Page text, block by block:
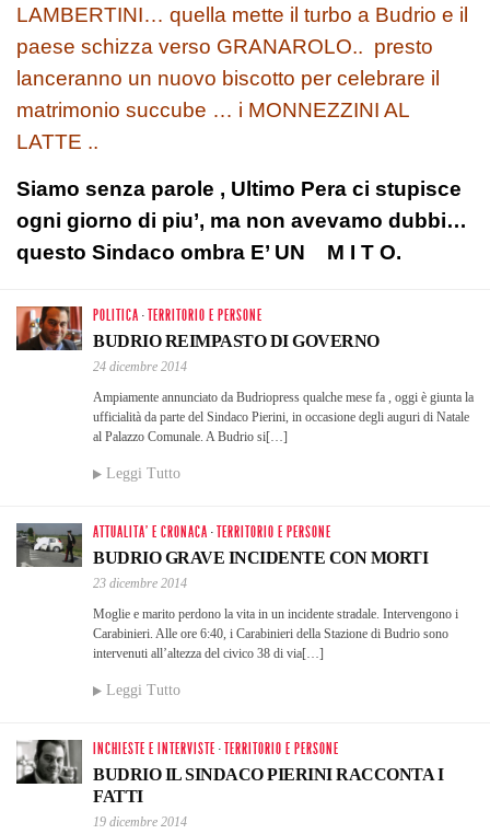
LAMBERTINI… quella mette il turbo a Budrio e il
paese schizza verso GRANAROLO.. presto
lanceranno un nuovo biscotto per celebrare il
matrimonio succube … i MONNEZZINI AL
LATTE ..
Siamo senza parole , Ultimo Pera ci stupisce
ogni giorno di piu’, ma non avevamo dubbi…
questo Sindaco ombra E’ UN M I T O.
POLITICA ·TERRITORIO E PERSONE
BUDRIO REIMPASTO DI GOVERNO
24 dicembre 2014
Ampiamente annunciato da Budriopress qualche mese fa , oggi è giunta la
ufficialità da parte del Sindaco Pierini, in occasione degli auguri di Natale
al Palazzo Comunale. A Budrio si[…]
Leggi Tutto
ATTUALITA' E CRONACA ·TERRITORIO E PERSONE
BUDRIO GRAVE INCIDENTE CON MORTI
23 dicembre 2014
Moglie e marito perdono la vita in un incidente stradale. Intervengono i
Carabinieri. Alle ore 6:40, i Carabinieri della Stazione di Budrio sono
intervenuti all’altezza del civico 38 di via[…]
Leggi Tutto
INCHIESTE E INTERVISTE ·TERRITORIO E PERSONE
BUDRIO IL SINDACO PIERINI RACCONTA I
FATTI
19 dicembre 2014